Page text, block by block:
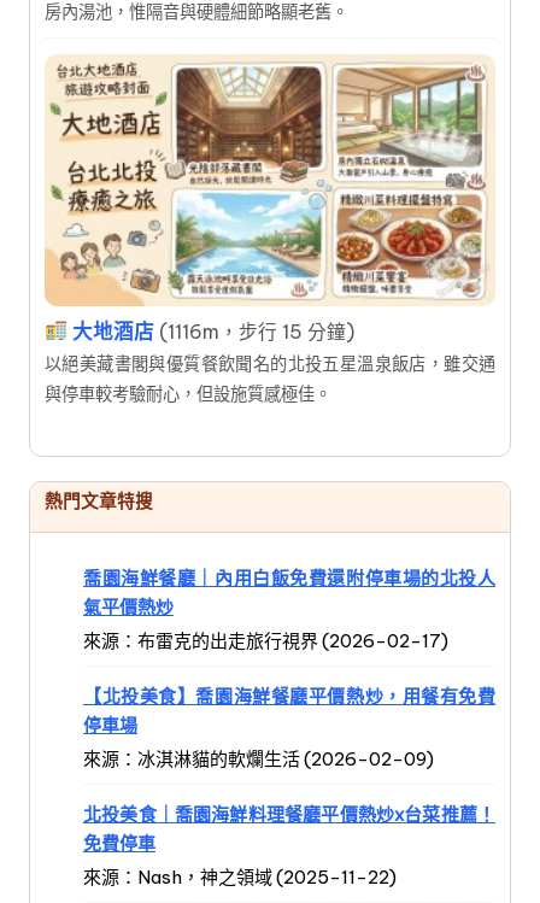
房內湯池，惟隔音與硬體細節略顯老舊。
大地酒店 (1116m，步行 15 分鐘)
以絕美藏書閣與優質餐飲聞名的北投五星溫泉飯店，雖交通
與停車較考驗耐心，但設施質感極佳。
熱門文章特搜
喬園海鮮餐廳｜內用白飯免費還附停車場的北投人
氣平價熱炒
來源：布雷克的出走旅行視界 (2026-02-17)
【北投美食】喬園海鮮餐廳平價熱炒，用餐有免費
停車場
來源：冰淇淋貓的軟爛生活 (2026-02-09)
北投美食｜喬園海鮮料理餐廳平價熱炒x台菜推薦！
免費停車
來源：Nash，神之領域 (2025-11-22)